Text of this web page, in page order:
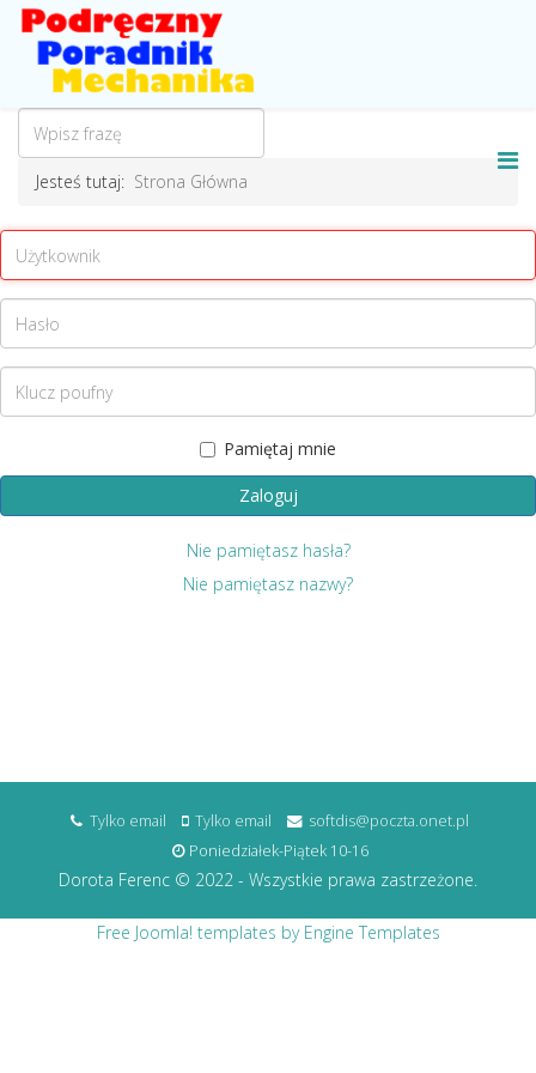
Jesteś tutaj: Strona Główna
Pamiętaj mnie
Zaloguj
Nie pamiętasz hasła?
Nie pamiętasz nazwy?
Tylko email Tylko email
softdis@poczta.onet.pl
Poniedziałek-Piątek 10-16
Dorota Ferenc © 2022 - Wszystkie prawa zastrzeżone.
Free Joomla! templates by Engine Templates